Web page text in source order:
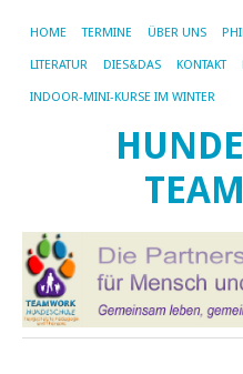
HOME TERMINE ÜBER UNS
LITERATUR DIES&DAS KONTAKT
INDOOR-MINI-KURSE IM WINTER